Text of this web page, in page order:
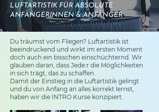
LUFTARTISTIK FÜR ABSOLUTE
ANFÄNGERINNEN & ANFÄNGER
Du träumst vom Fliegen? Luftartistik ist
beeindruckend und wirkt im ersten Moment
doch auch ein bisschen einschüchternd. Wir
glauben daran, dass Jede:r die Möglichkeiten
in sich trägt, das zu schaffen.
Damit der Einstieg in die Luftartistik gelingt
und du von Anfang an alles korrekt lernst,
haben wir die INTRO Kurse konzipiert.